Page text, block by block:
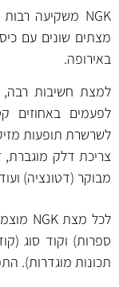
באירופה.
למצת חשיבות רבה,
לפעמים באחוזים
לשרשרת תופעות
צריכת דלק מוגברת,
מבוקר (דטונציה)
תכונות מוגדרות).